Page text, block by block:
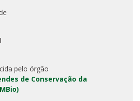
pelo órgão
de Conservação da